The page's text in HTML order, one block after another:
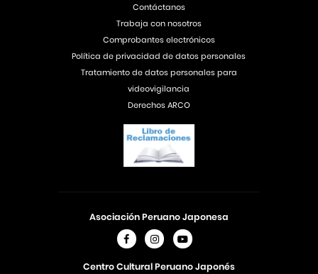
Asociación Peruano Japonesa
Centro Cultural Peruano Japonés
Contáctanos
Trabaja con nosotros
Comprobantes electrónicos
Política de privacidad de datos personales
Tratamiento de datos personales para
videovigilancia
Derechos ARCO